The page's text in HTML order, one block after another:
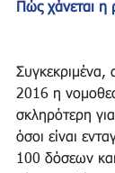
Πώς χάνεται η
Συγκεκριμένα,
2016 η
σκληρότερη
όσοι είναι
100 δόσεων